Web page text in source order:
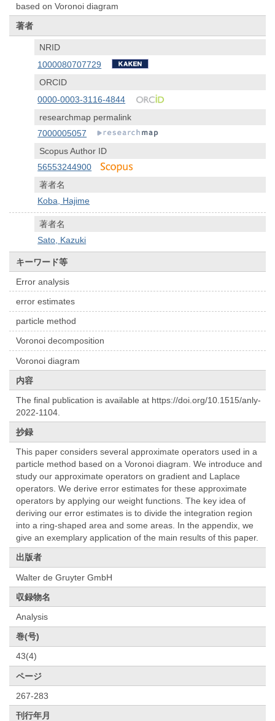
based on Voronoi diagram
著者
NRID
1000080707729
ORCID
0000-0003-3116-4844
researchmap permalink
7000005057
Scopus Author ID
56553244900
著者名
Koba, Hajime
著者名
Sato, Kazuki
キーワード等
Error analysis
error estimates
particle method
Voronoi decomposition
Voronoi diagram
内容
The final publication is available at https://doi.org/10.1515/anly-
2022-1104.
抄録
This paper considers several approximate operators used in a
particle method based on a Voronoi diagram. We introduce and
study our approximate operators on gradient and Laplace
operators. We derive error estimates for these approximate
operators by applying our weight functions. The key idea of
deriving our error estimates is to divide the integration region
into a ring-shaped area and some areas. In the appendix, we
give an exemplary application of the main results of this paper.
出版者
Walter de Gruyter GmbH
収録物名
Analysis
巻(号)
43(4)
ページ
267-283
刊行年月